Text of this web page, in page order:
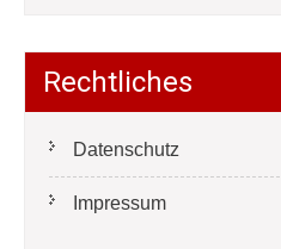
Rechtliches
Datenschutz
Impressum